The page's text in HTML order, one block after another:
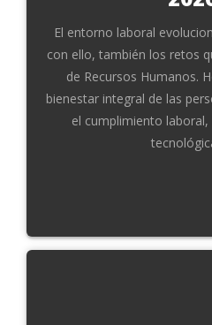
El entorno laboral
con ello, también los retos
de Recursos Humanos.
bienestar integral de las
el cumplimiento